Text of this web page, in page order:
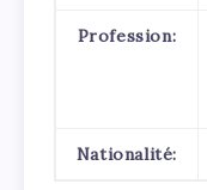
Profession:
Nationalité: